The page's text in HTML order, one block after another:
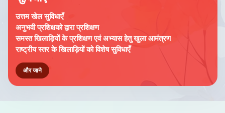
उत्तम खेल सुविधाएँ
अनुभवी प्रशिक्षको द्वारा प्रशिक्षण
समस्त खिलाड़ियों के प्रशिक्षण एवं अभ्यास हेतु खुला आमंत्रण
राष्ट्रीय स्तर के खिलाड़ियों को विशेष सुविधाएँ
और जाने